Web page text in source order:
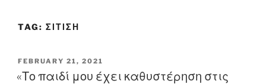
TAG: ΣΙΤΙΣΗ
POSTED
ON
FEBRUARY 21, 2021
«Το παιδί μου έχει καθυστέρηση στις